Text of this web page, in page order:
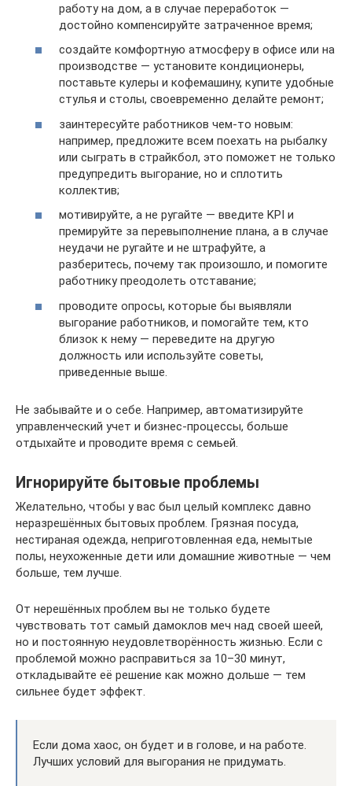
работу на дом, а в случае переработок —
достойно компенсируйте затраченное время;
создайте комфортную атмосферу в офисе или на
производстве — установите кондиционеры,
поставьте кулеры и кофемашину, купите удобные
стулья и столы, своевременно делайте ремонт;
заинтересуйте работников чем-то новым:
например, предложите всем поехать на рыбалку
или сыграть в страйкбол, это поможет не только
предупредить выгорание, но и сплотить
коллектив;
мотивируйте, а не ругайте — введите KPI и
премируйте за перевыполнение плана, а в случае
неудачи не ругайте и не штрафуйте, а
разберитесь, почему так произошло, и помогите
работнику преодолеть отставание;
проводите опросы, которые бы выявляли
выгорание работников, и помогайте тем, кто
близок к нему — переведите на другую
должность или используйте советы,
приведенные выше.
Не забывайте и о себе. Например, автоматизируйте
управленческий учет и бизнес-процессы, больше
отдыхайте и проводите время с семьей.
Игнорируйте бытовые проблемы
Желательно, чтобы у вас был целый комплекс давно
неразрешённых бытовых проблем. Грязная посуда,
нестираная одежда, неприготовленная еда, немытые
полы, неухоженные дети или домашние животные — чем
больше, тем лучше.
От нерешённых проблем вы не только будете
чувствовать тот самый дамоклов меч над своей шеей,
но и постоянную неудовлетворённость жизнью. Если с
проблемой можно расправиться за 10–30 минут,
откладывайте её решение как можно дольше — тем
сильнее будет эффект.
Если дома хаос, он будет и в голове, и на работе.
Лучших условий для выгорания не придумать.